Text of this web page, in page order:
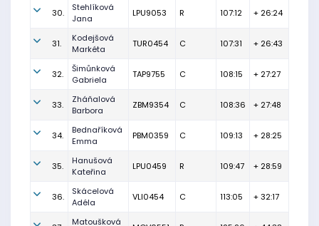
30.
Stehlíková
Jana
LPU9053 R 107:12 + 26:24
31.
Kodejšová
Markéta
TUR0454 C 107:31 + 26:43
32.
Šimůnková
Gabriela
TAP9755 C 108:15 + 27:27
33.
Zháňalová
Barbora
ZBM9354 C 108:36 + 27:48
34.
Bednaříková
Emma
PBM0359 C 109:13 + 28:25
35.
Hanušová
Kateřina
LPU0459 R 109:47 + 28:59
36.
Skácelová
Adéla
VLI0454 C 113:05 + 32:17
Matoušková